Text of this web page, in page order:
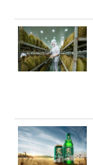
tư
chính